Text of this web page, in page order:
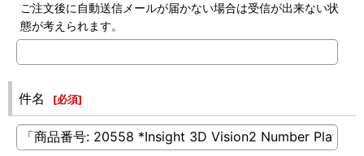
ご注文後に自動送信メールが届かない場合は受信が出来ない状
態が考えられます。
件名 [必須]